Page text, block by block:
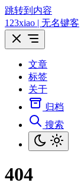
跳转到内容
123xiao | 无名键客
文章
标签
关于
归档
搜索
404